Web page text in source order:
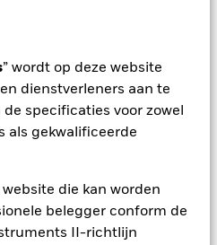
” wordt op deze website
dienstverleners aan te
specificaties voor zowel
als gekwalificeerde
die kan worden
belegger conform de
II-richtlijn
bovengemiddeld rendement op
die verenigbaar is met de
dat rekening houdt met
maatschappij en governance
minste 70% van zijn totale
of voornamelijk economisch
prospectus. Raadpleeg voor
het prospectus en de